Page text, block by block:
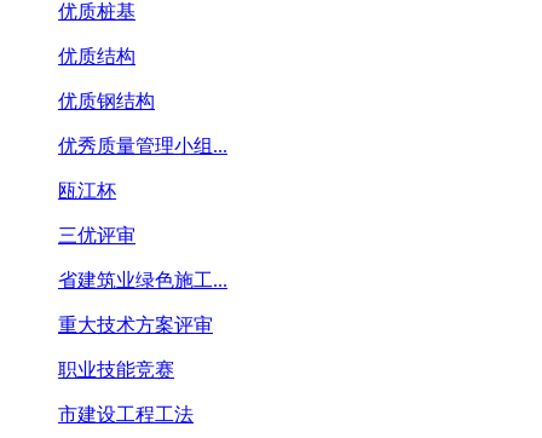
优质桩基
优质结构
优质钢结构
优秀质量管理小组...
瓯江杯
三优评审
省建筑业绿色施工...
重大技术方案评审
职业技能竞赛
市建设工程工法